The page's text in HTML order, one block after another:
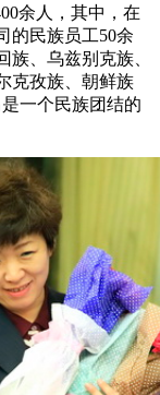
余人，其中，在
的民族员工50余
族、乌兹别克族、
克孜族、朝鲜族
一个民族团结的